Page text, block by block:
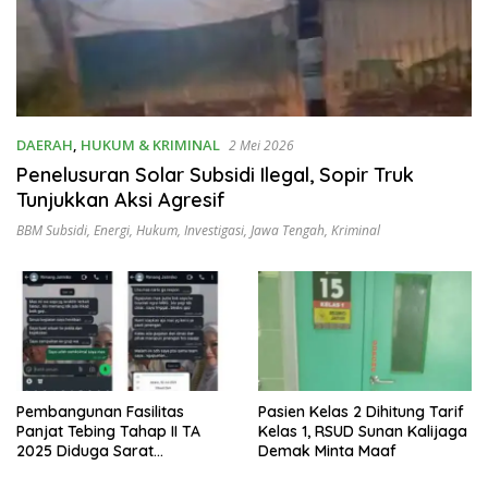
DAERAH, HUKUM & KRIMINAL 2 Mei 2026
Penelusuran Solar Subsidi Ilegal, Sopir Truk
Tunjukkan Aksi Agresif
BBM Subsidi, Energi, Hukum, Investigasi, Jawa Tengah, Kriminal
Pembangunan Fasilitas
Panjat Tebing Tahap II TA
2025 Diduga Sarat
Pasien Kelas 2 Dihitung Tarif
Kelas 1, RSUD Sunan Kalijaga
Demak Minta Maaf